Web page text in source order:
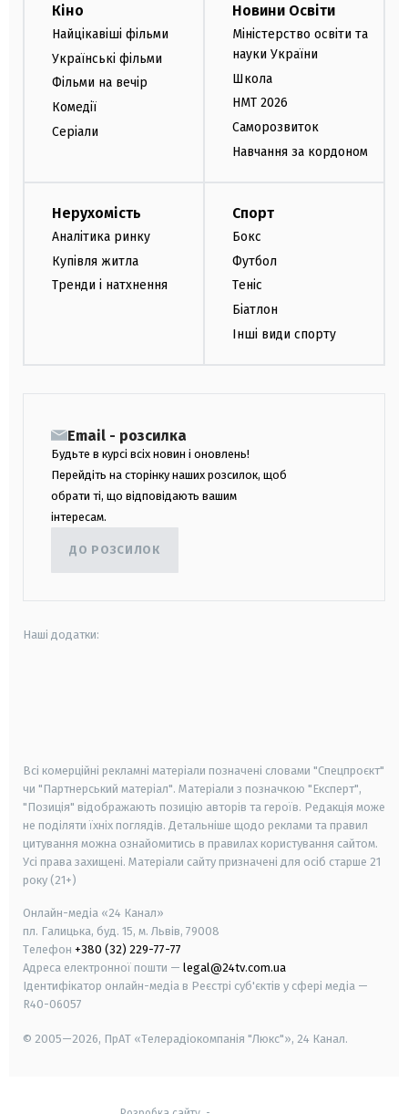
Кіно
Найцікавіші фільми
Українські фільми
Фільми на вечір
Комедії
Серіали
Новини Освіти
Міністерство освіти та
науки України
Школа
НМТ 2026
Саморозвиток
Навчання за кордоном
Нерухомість
Аналітика ринку
Купівля житла
Тренди і натхнення
Спорт
Бокс
Футбол
Теніс
Біатлон
Інші види спорту
Email - розсилка
Будьте в курсі всіх новин і оновлень!
Перейдіть на сторінку наших розсилок, щоб
обрати ті, що відповідають вашим
інтересам.
ДО РОЗСИЛОК
Наші додатки:
Всі комерційні рекламні матеріали позначені словами "Спецпроєкт"
чи "Партнерський матеріал". Матеріали з позначкою "Експерт",
"Позиція" відображають позицію авторів та героїв. Редакція може
не поділяти їхніх поглядів. Детальніше щодо реклами та правил
цитування можна ознайомитись в правилах користування сайтом.
Усі права захищені. Матеріали сайту призначені для осіб старше 21
року (21+)
Онлайн-медіа «24 Канал»
пл. Галицька, буд. 15, м. Львів, 79008
Телефон +380 (32) 229-77-77
Адреса електронної пошти — legal@24tv.com.ua
Ідентифікатор онлайн-медіа в Реєстрі суб'єктів у сфері медіа —
R40-06057
© 2005—2026, ПрАТ «Телерадіокомпанія "Люкс"», 24 Канал.